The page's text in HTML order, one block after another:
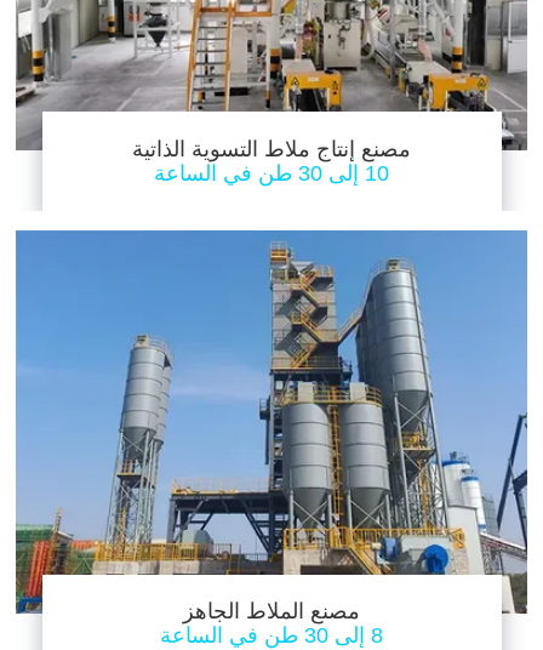
مصنع إنتاج ملاط التسوية الذاتية
10 إلى 30 طن في الساعة
مصنع الملاط الجاهز
8 إلى 30 طن في الساعة